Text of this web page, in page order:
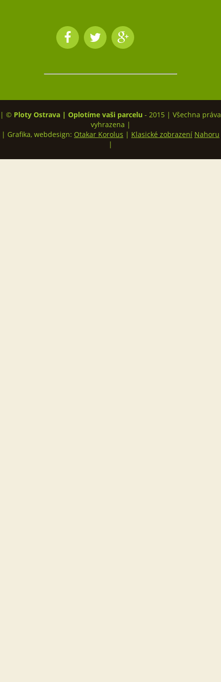
| © Ploty Ostrava | Oplotíme vaši parcelu - 2015 | Všechna práva
vyhrazena |
| Grafika, webdesign: Otakar Korolus | Klasické zobrazení Nahoru
|